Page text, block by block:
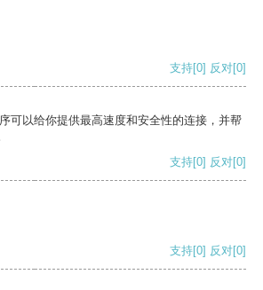
支持[0] 反对[0]
可以给你提供最高速度和安全性的连接，并帮
支持[0] 反对[0]
支持[0] 反对[0]